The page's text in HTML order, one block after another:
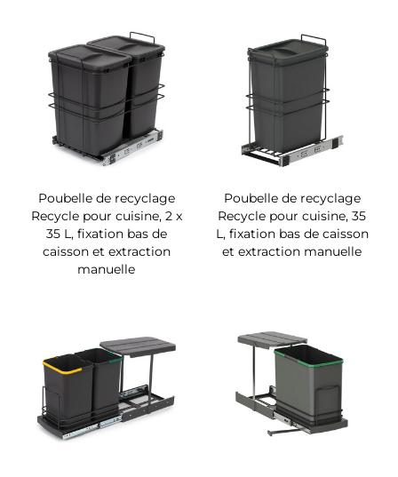
Poubelle de recyclage
Recycle pour cuisine, 2 x
35 L, fixation bas de
caisson et extraction
manuelle
Poubelle de recyclage
Recycle pour cuisine, 35
L, fixation bas de caisson
et extraction manuelle